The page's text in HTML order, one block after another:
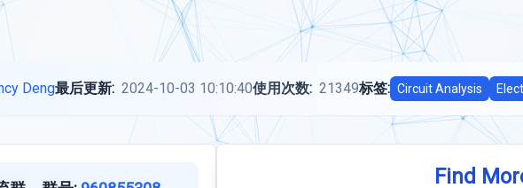
Deng最后更新: 2024-10-03 10:10:40使用次数: 21349标签: Circuit Analysis
Find